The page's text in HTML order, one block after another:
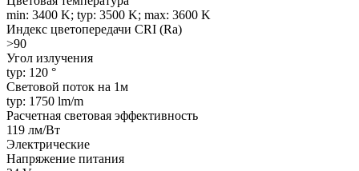
min: 3400 K; typ: 3500 K; max: 3600 K
Индекс цветопередачи CRI (Ra)
>90
Угол излучения
typ: 120 °
Световой поток на 1м
typ: 1750 lm/m
Расчетная световая эффективность
119 лм/Вт
Электрические
Напряжение питания